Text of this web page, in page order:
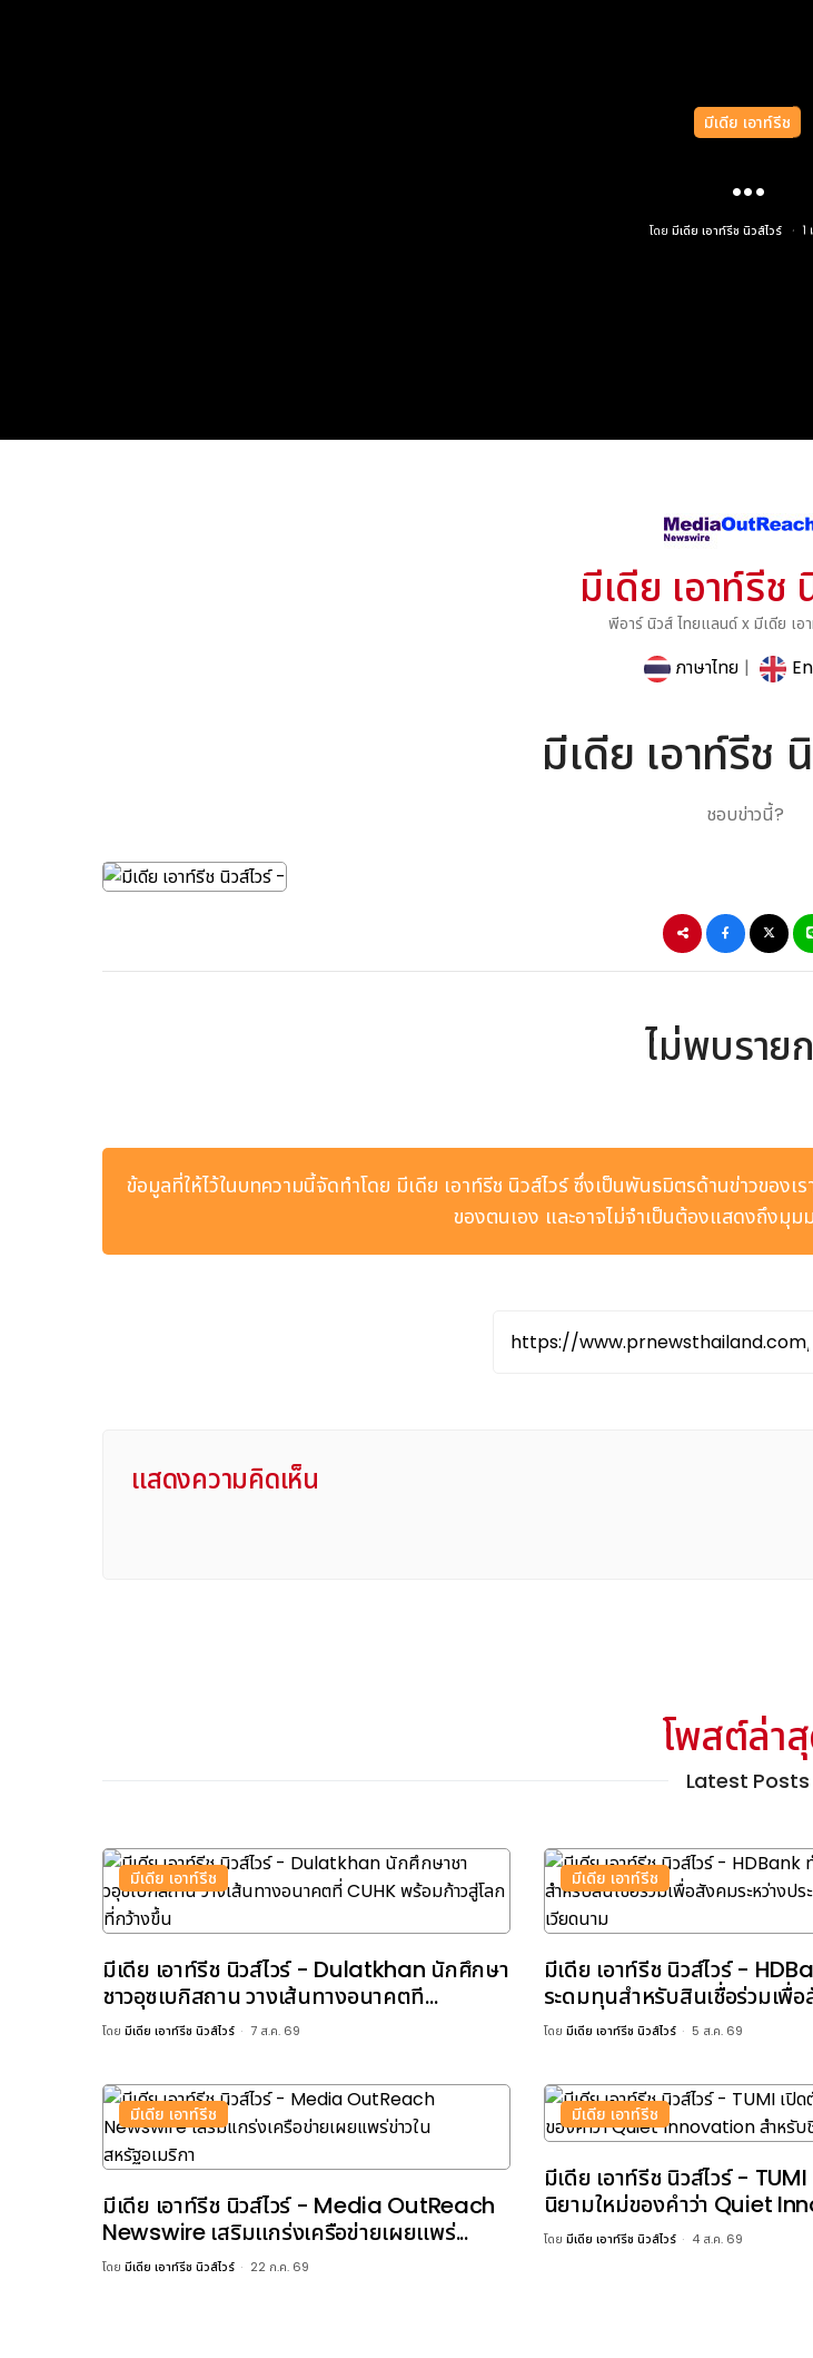
มีเดีย เอาท์รีช
...
โดย มีเดีย เอาท์รีช นิวส์ไวร์ 1
มีเดีย เอาท์รีช
พีอาร์ นิวส์ ไทยแลนด์ x มีเดีย เอ
ภาษาไทย |
มีเดีย เอาท์รีช
ชอบข่าวนี้?
ไม่พบราย
ข้อมูลที่ให้ไว้ในบทความนี้จัดทำโดย มีเดีย เอาท์รีช นิวส์ไวร์ ซึ่งเป็นพันธมิตรด้านข่าวของ
ของตนเอง และอาจไม่จำเป็นต้องแสดงถึงมุ
แสดงความคิดเห็น
โพสต์ล่า
Latest Posts
มีเดีย เอาท์รีช
มีเดีย เอาท์รีช นิวส์ไวร์ - Dulatkhan นักศึกษา
ชาวอุซเบกิสถาน วางเส้นทางอนาคตที...
โดย มีเดีย เอาท์รีช นิวส์ไวร์ 7 ส.ค. 69
มีเดีย เอาท์รีช
มีเดีย เอาท์รีช นิวส์ไวร์ -
ระดมทุนสำหรับสินเชื่อร่วมเพื่อ
โดย มีเดีย เอาท์รีช นิวส์ไวร์ 5 ส.ค. 69
มีเดีย เอาท์รีช
มีเดีย เอาท์รีช นิวส์ไวร์ - Media OutReach
Newswire เสริมแกร่งเครือข่ายเผยแพร่...
โดย มีเดีย เอาท์รีช นิวส์ไวร์ 22 ก.ค. 69
มีเดีย เอาท์รีช
มีเดีย เอาท์รีช นิวส์ไวร์ -
นิยามใหม่ของคำว่า Quiet
โดย มีเดีย เอาท์รีช นิวส์ไวร์ 4 ส.ค. 69